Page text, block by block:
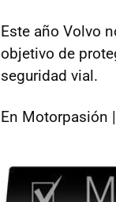
Este año Volvo
objetivo de
seguridad vial.
En Motorpasión |